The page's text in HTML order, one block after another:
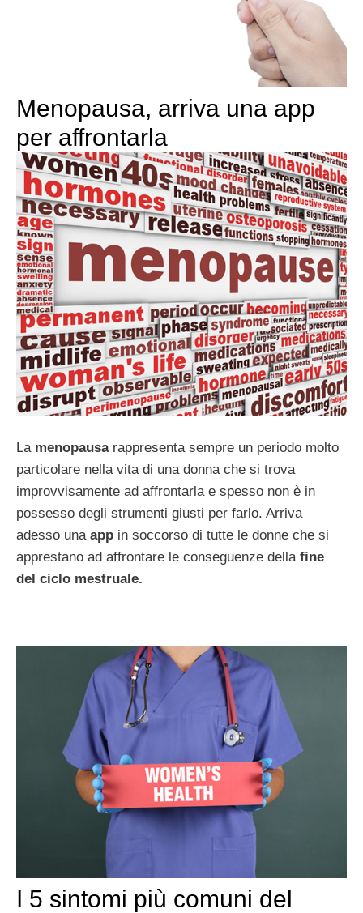
Menopausa, arriva una app
per affrontarla
La menopausarappresenta sempre un periodo molto
particolare nella vita di una donna che si trova
improvvisamente ad affrontarla e spesso non è in
possesso degli strumenti giusti per farlo. Arriva
adesso una app in soccorso di tutte le donne che si
apprestano ad affrontare le conseguenze della fine
del ciclo mestruale.
I 5 sintomi più comuni del